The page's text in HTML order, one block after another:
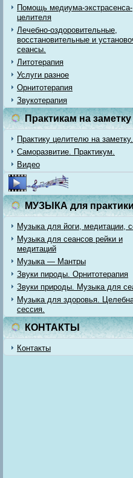
Помощь медиума-экстрасенса-
целителя
Лечебно-оздоровительные,
восстановительные и
сеансы.
Литотерапия
Услуги разное
Орнитотерапия
Звукотерапия
Практикам на заметку
Практику целителю на заметку.
Саморазвитие. Практикум.
Видео
МУЗЫКА для
Музыка для йоги, медитации,
Музыка для сеансов рейки и
медитаций
Музыка — Мантры
Звуки пироды. Орнитотерапия
Звуки природы. Музыка для
Музыка для здоровья.
сессия.
КОНТАКТЫ
Контакты